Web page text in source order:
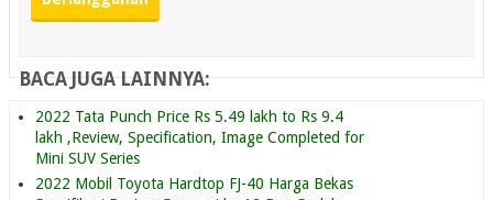
BACA JUGA LAINNYA:
2022 Tata Punch Price Rs 5.49 lakh to Rs 9.4
lakh ,Review, Specification, Image Completed for
Mini SUV Series
2022 Mobil Toyota Hardtop FJ-40 Harga Bekas